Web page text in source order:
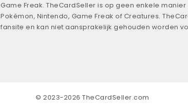
Game Freak. TheCardSeller is op geen enkele
Pokémon, Nintendo, Game Freak of Creatures.
fansite en kan niet aansprakelijk gehouden worden
© 2023-2026 TheCardSeller.com